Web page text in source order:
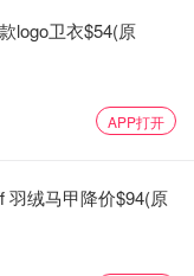
logo卫衣$54(原
APP打开
羽绒马甲降价$94(原